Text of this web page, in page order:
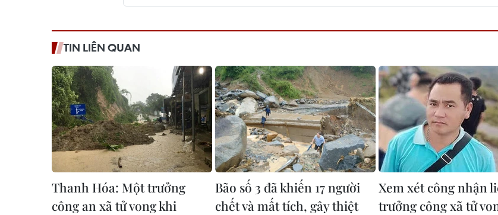
TIN LIÊN QUAN
Thanh Hóa: Một trưởng
công an xã tử vong khi
Bão số 3 đã khiến 17 người
chết và mất tích, gây thiệt
Xem xét công nhận
trưởng công xã tử